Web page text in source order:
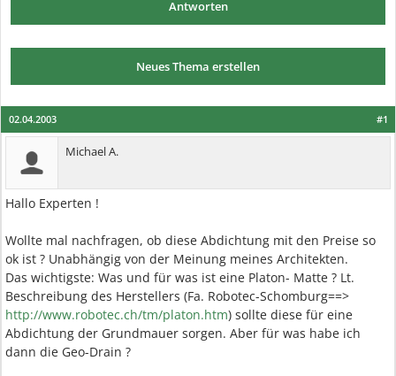
Antworten
Neues Thema erstellen
#1
02.04.2003
Michael A.
Hallo Experten !
Wollte mal nachfragen, ob diese Abdichtung mit den Preise so
ok ist ? Unabhängig von der Meinung meines Architekten.
Das wichtigste: Was und für was ist eine Platon- Matte ? Lt.
Beschreibung des Herstellers (Fa. Robotec-Schomburg==>
http://www.robotec.ch/tm/platon.htm) sollte diese für eine
Abdichtung der Grundmauer sorgen. Aber für was habe ich
dann die Geo-Drain ?